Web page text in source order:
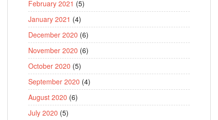
February 2021 (5)
January 2021 (4)
December 2020 (6)
November 2020 (6)
October 2020 (5)
September 2020 (4)
August 2020 (6)
July 2020 (5)